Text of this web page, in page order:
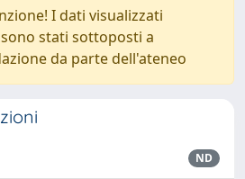
I dati visualizzati
stati sottoposti a
da parte dell'ateneo
ND